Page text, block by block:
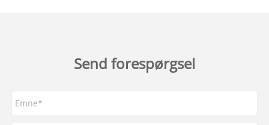
Send forespørgsel